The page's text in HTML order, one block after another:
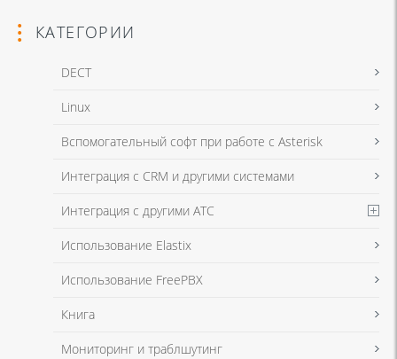
Я даю согласие на обработку моих персональных данных для связи
в соответствии с Политикой в отношении обработки персональных
Я даю согласие на обработку моих персональных данных для связи
в соответствии с Политикой в отношении обработки персональных
КАТЕГОРИИ
DECT
Linux
Вспомогательный софт при работе с Asterisk
Интеграция с CRM и другими системами
Интеграция с другими АТС
Использование Elastix
Использование FreePBX
Книга
Мониторинг и траблшутинг